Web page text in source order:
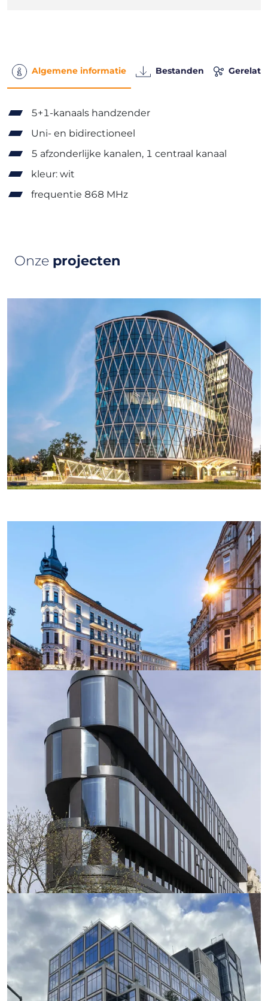
Algemene informatie Bestanden
5+1-kanaals handzender
Uni- en bidirectioneel
5 afzonderlijke kanalen, 1 centraal kanaal
kleur: wit
frequentie 868 MHz
Onze projecten